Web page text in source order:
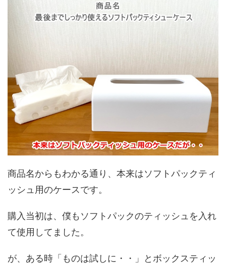
商品名からもわかる通り、本来はソフトパックティ
ッシュ用のケースです。
購入当初は、僕もソフトパックのティッシュを入れ
て使用してました。
が、ある時「ものは試しに・・」とボックスティッ